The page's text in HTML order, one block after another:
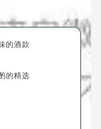
的酒款
的精选